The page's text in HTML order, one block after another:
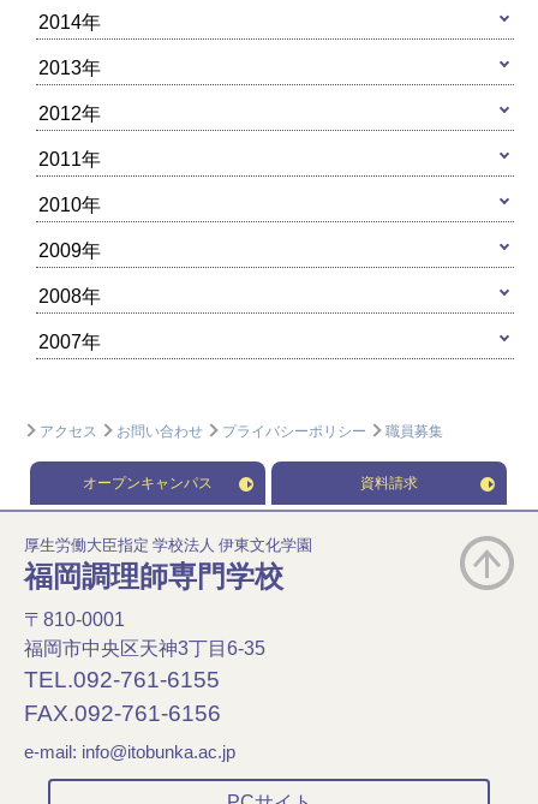
2014年
2013年
2012年
2011年
2010年
2009年
2008年
2007年
アクセス お問い合わせ プライバシーポリシー 職員募集
オープンキャンパス 資料請求
厚生労働大臣指定 学校法人 伊東文化学園
福岡調理師専門学校
〒810-0001
福岡市中央区天神3丁目6-35
TEL.092-761-6155
FAX.092-761-6156
e-mail: info@itobunka.ac.jp